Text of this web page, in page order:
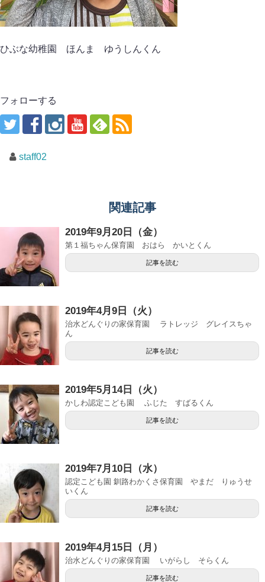
ひぶな幼稚園 ほんま ゆうしんくん
フォローする
staff02
関連記事
2019年9月20日（金）
第１福ちゃん保育園 おはら かいとくん
記事を読む
2019年4月9日（火）
治水どんぐりの家保育園 ラトレッジ グレイスちゃ
ん
記事を読む
2019年5月14日（火）
かしわ認定こども園 ふじた すばるくん
記事を読む
2019年7月10日（水）
認定こども園 釧路わかくさ保育園 やまだ りゅうせ
いくん
記事を読む
2019年4月15日（月）
治水どんぐりの家保育園 いがらし そらくん
記事を読む